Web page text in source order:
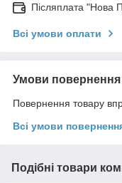
Післяплата "Нова
Всі умови оплати
Умови повернення
Повернення товару
Всі умови
Подібні товари